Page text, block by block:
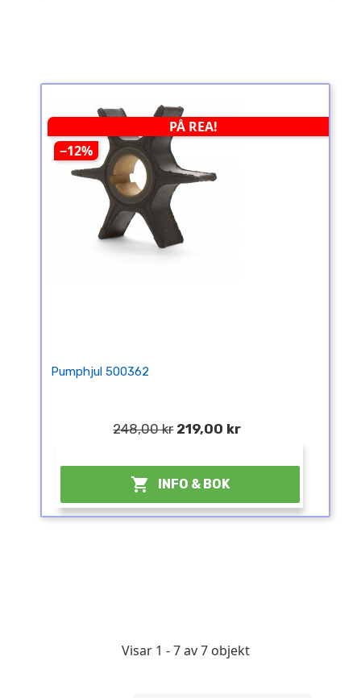
PÅ REA!
−12%
Pumphjul 500362
248,00 kr 219,00 kr
 INFO & BOK
Visar 1 - 7 av 7 objekt